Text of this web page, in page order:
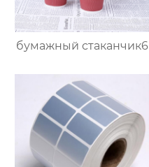
бумажный стаканчик6